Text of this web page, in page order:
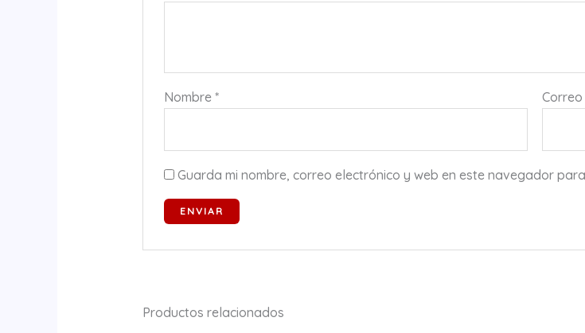
Nombre*
Guarda mi nombre, correo electrónico y web en este navegador
Productos relacionados